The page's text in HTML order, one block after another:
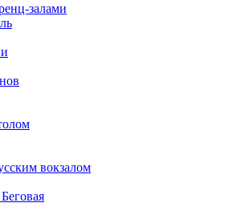
залами
вокзалом